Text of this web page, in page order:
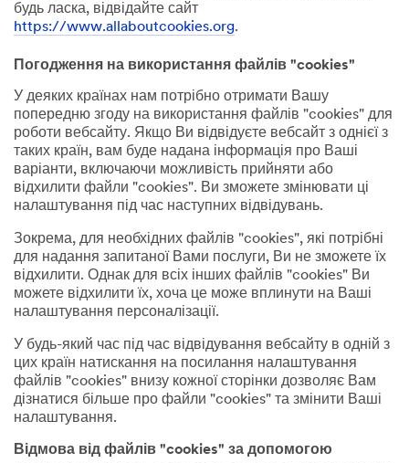
будь ласка, відвідайте сайт
https://www.allaboutcookies.org.
Погодження на використання файлів "cookies"
У деяких країнах нам потрібно отримати Вашу
попередню згоду на використання файлів "cookies" для
роботи вебсайту. Якщо Ви відвідуєте вебсайт з однієї з
таких країн, вам буде надана інформація про Ваші
варіанти, включаючи можливість прийняти або
відхилити файли "cookies". Ви зможете змінювати ці
налаштування під час наступних відвідувань.
Зокрема, для необхідних файлів "cookies", які потрібні
для надання запитаної Вами послуги, Ви не зможете їх
відхилити. Однак для всіх інших файлів "cookies" Ви
можете відхилити їх, хоча це може вплинути на Ваші
налаштування персоналізації.
У будь-який час під час відвідування вебсайту в одній з
цих країн натискання на посилання налаштування
файлів "cookies" внизу кожної сторінки дозволяє Вам
дізнатися більше про файли "cookies" та змінити Ваші
налаштування.
Відмова від файлів "cookies" за допомогою